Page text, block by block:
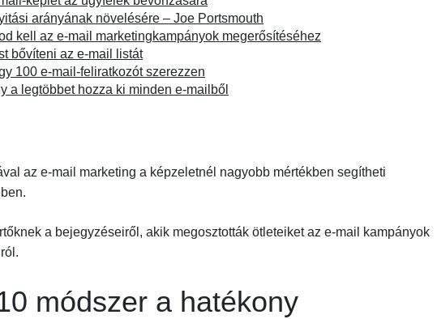
arányának növelésére – Joe Portsmouth
kell az e-mail marketingkampányok megerősítéséhez
bővíteni az e-mail listát
100 e-mail-feliratkozót szerezzen
a legtöbbet hozza ki minden e-mailből
az e-mail marketing a képzeletnél nagyobb mértékben segítheti
a bejegyzéseiről, akik megosztották ötleteiket az e-mail kampányok
módszer a hatékony